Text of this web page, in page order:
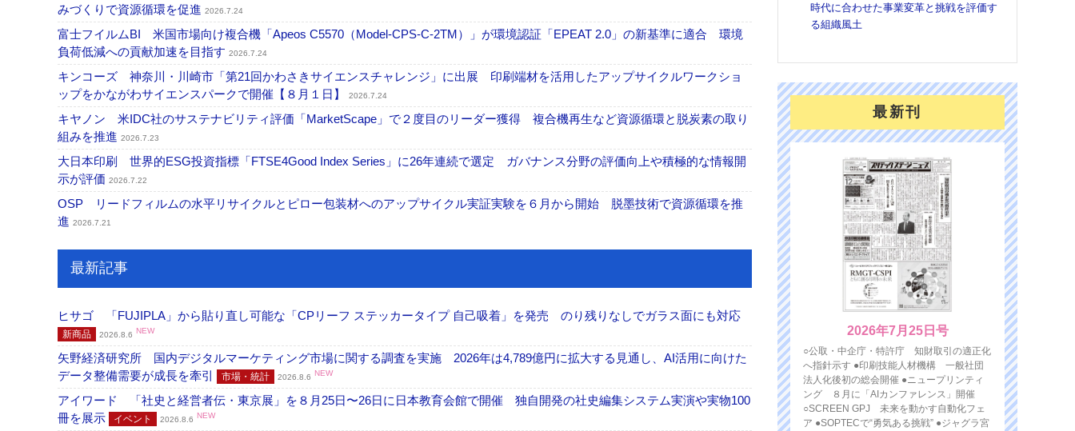
みづくりで資源循環を促進 2026.7.24
富士フイルムBI 米国市場向け複合機「Apeos C5570（Model-CPS-C-2TM）」が環境認証「EPEAT 2.0」の新基準に適合 環境
負荷低減への貢献加速を目指す 2026.7.24
キンコーズ 神奈川・川崎市「第21回かわさきサイエンスチャレンジ」に出展 印刷端材を活用したアップサイクルワークショ
ップをかながわサイエンスパークで開催【８月１日】
2026.7.24
キヤノン 米IDC社のサステナビリティ評価「MarketScape」で２度目のリーダー獲得 複合機再生など資源循環と脱炭素の取り
組みを推進 2026.7.23
大日本印刷 世界的ESG投資指標「FTSE4Good Index Series」に26年連続で選定 ガバナンス分野の評価向上や積極的な情報開
示が評価 2026.7.22
OSP リードフィルムの水平リサイクルとピロー包装材へのアップサイクル実証実験を６月から開始 脱墨技術で資源循環を推
進 2026.7.21
最新記事
ヒサゴ 「FUJIPLA」から貼り直し可能な「CPリーフ ステッカータイプ 自己吸着」を発売 のり残りなしでガラス面にも対応
新商品 2026.8.6 NEW
矢野経済研究所 国内デジタルマーケティング市場に関する調査を実施 2026年は4,789億円に拡大する見通し、AI活用に向けた
データ整備需要が成長を牽引
市場・統計 2026.8.6 NEW
アイワード 「社史と経営者伝・東京展」を８月25日〜26日に日本教育会館で開催 独自開発の社史編集システム実演や実物100
冊を展示
イベント 2026.8.6 NEW
時代に合わせた事業変革と挑戦を評価す
る組織風土
最新刊
2026年7月25日号
○公取・中企庁・特許庁 知財取引の適正化
へ指針示す ●印刷技能人材機構 一般社団
法人化後初の総会開催 ●ニュープリンティ
ング ８月に「AIカンファレンス」開催
○SCREEN GPJ 未来を動かす自動化フェ
ア ●SOPTECで“勇気ある挑戦” ●ジャグラ宮